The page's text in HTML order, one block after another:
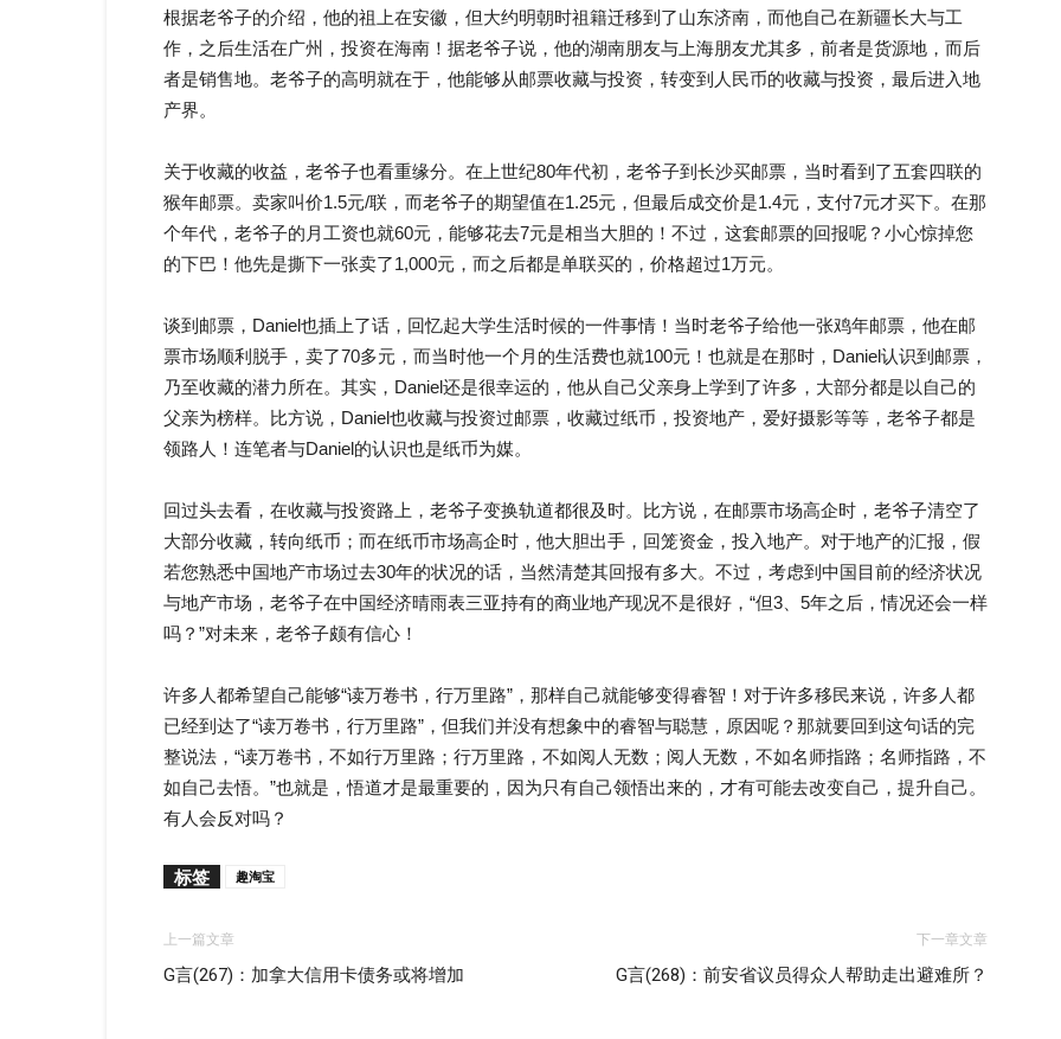
根据老爷子的介绍，他的祖上在安徽，但大约明朝时祖籍迁移到了山东济南，而他自己在新疆长大与工
作，之后生活在广州，投资在海南！据老爷子说，他的湖南朋友与上海朋友尤其多，前者是货源地，而后
者是销售地。老爷子的高明就在于，他能够从邮票收藏与投资，转变到人民币的收藏与投资，最后进入地
产界。
关于收藏的收益，老爷子也看重缘分。在上世纪80年代初，老爷子到长沙买邮票，当时看到了五套四联的
猴年邮票。卖家叫价1.5元/联，而老爷子的期望值在1.25元，但最后成交价是1.4元，支付7元才买下。在那
个年代，老爷子的月工资也就60元，能够花去7元是相当大胆的！不过，这套邮票的回报呢？小心惊掉您
的下巴！他先是撕下一张卖了1,000元，而之后都是单联买的，价格超过1万元。
谈到邮票，Daniel也插上了话，回忆起大学生活时候的一件事情！当时老爷子给他一张鸡年邮票，他在邮
票市场顺利脱手，卖了70多元，而当时他一个月的生活费也就100元！也就是在那时，Daniel认识到邮票，
乃至收藏的潜力所在。其实，Daniel还是很幸运的，他从自己父亲身上学到了许多，大部分都是以自己的
父亲为榜样。比方说，Daniel也收藏与投资过邮票，收藏过纸币，投资地产，爱好摄影等等，老爷子都是
领路人！连笔者与Daniel的认识也是纸币为媒。
回过头去看，在收藏与投资路上，老爷子变换轨道都很及时。比方说，在邮票市场高企时，老爷子清空了
大部分收藏，转向纸币；而在纸币市场高企时，他大胆出手，回笼资金，投入地产。对于地产的汇报，假
若您熟悉中国地产市场过去30年的状况的话，当然清楚其回报有多大。不过，考虑到中国目前的经济状况
与地产市场，老爷子在中国经济晴雨表三亚持有的商业地产现况不是很好，“但3、5年之后，情况还会一样
吗？”对未来，老爷子颇有信心！
许多人都希望自己能够“读万卷书，行万里路”，那样自己就能够变得睿智！对于许多移民来说，许多人都
已经到达了“读万卷书，行万里路”，但我们并没有想象中的睿智与聪慧，原因呢？那就要回到这句话的完
整说法，“读万卷书，不如行万里路；行万里路，不如阅人无数；阅人无数，不如名师指路；名师指路，不
如自己去悟。”也就是，悟道才是最重要的，因为只有自己领悟出来的，才有可能去改变自己，提升自己。
有人会反对吗？
标签 趣淘宝
上一篇文章
G言(267)：加拿大信用卡债务或将增加
下一章文章
G言(268)：前安省议员得众人帮助走出避难所？